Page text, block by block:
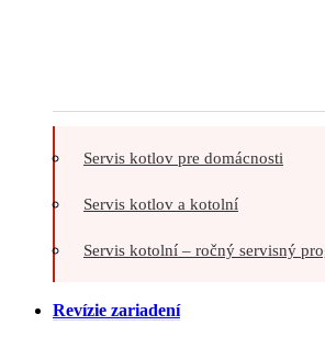
Servis kotlov pre domácnosti
Servis kotlov a kotolní
Servis kotolní – ročný servisný
Revízie zariadení